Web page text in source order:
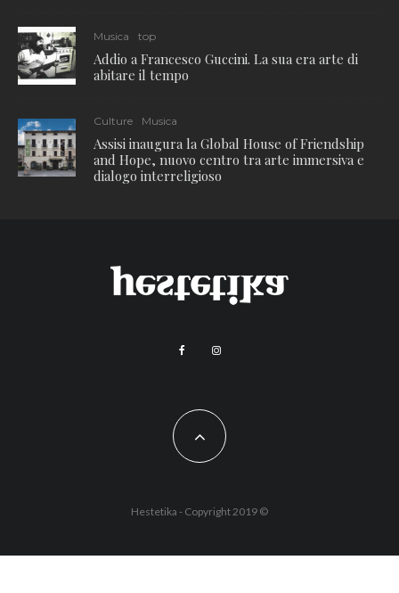
Musica top
Addio a Francesco Guccini. La sua era arte di
abitare il tempo
Culture Musica
Assisi inaugura la Global House of Friendship
and Hope, nuovo centro tra arte immersiva e
dialogo interreligioso
Hestetika - Copyright 2019 ©